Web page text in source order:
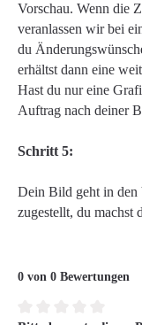
Vorschau. Wenn die
veranlassen wir bei
du
erhältst dann eine
Hast du nur eine
Auftrag nach deiner
Schritt 5:
Dein Bild geht in den
zugestellt, du machst
0 von 0 Bewertungen